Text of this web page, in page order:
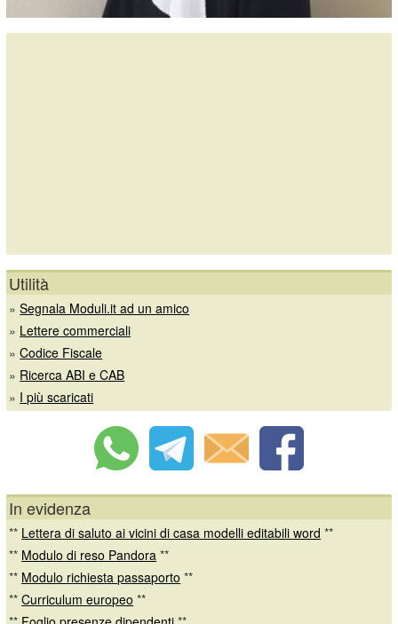
Utilità
»Segnala Moduli.it ad un amico
» Lettere commerciali
»Codice Fiscale
» Ricerca ABI e CAB
» I più scaricati
In evidenza
** Lettera di saluto ai vicini di casa modelli editabili word **
** Modulo di reso Pandora **
** Modulo richiesta passaporto **
**Curriculum europeo **